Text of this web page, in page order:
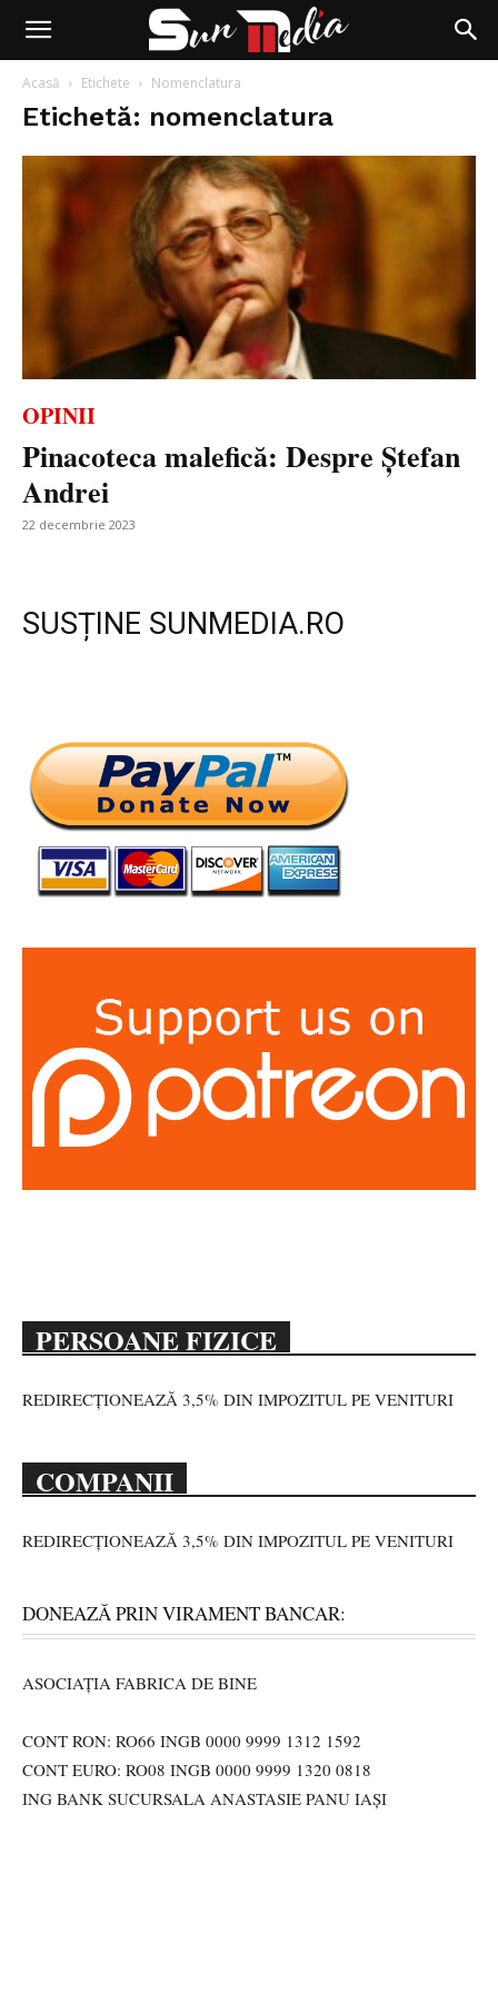
Acasă Etichete Nomenclatura
Etichetă: nomenclatura
OPINII
Pinacoteca malefică: Despre Ștefan
Andrei
22 decembrie 2023
SUSȚINE SUNMEDIA.RO
PERSOANE FIZICE
REDIRECȚIONEAZĂ 3,5% DIN IMPOZITUL PE VENITURI
COMPANII
REDIRECȚIONEAZĂ 3,5% DIN IMPOZITUL PE VENITURI
DONEAZĂ PRIN VIRAMENT BANCAR:
ASOCIAȚIA FABRICA DE BINE
CONT RON: RO66 INGB 0000 9999 1312 1592
CONT EURO: RO08 INGB 0000 9999 1320 0818
ING BANK SUCURSALA ANASTASIE PANU IAȘI